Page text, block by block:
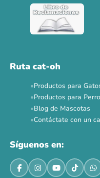
Ver todas
Ruta cat-oh
Productos para
Productos para
Blog de Mascotas
Contáctate con un
Síguenos en: